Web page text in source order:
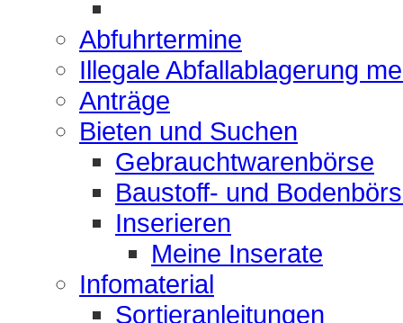
Abfuhrtermine
Illegale Abfallablagerung
Anträge
Bieten und Suchen
Gebrauchtwarenbörse
Baustoff- und
Inserieren
Meine Inserate
Infomaterial
Sortieranleitungen